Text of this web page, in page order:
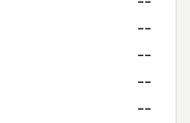
--
--
--
--